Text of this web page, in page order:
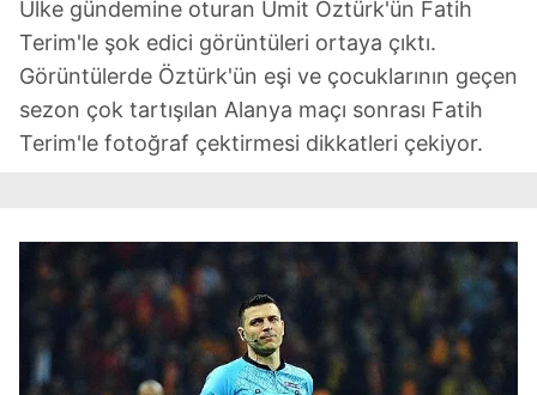
Ülke gündemine oturan Ümit Öztürk'ün Fatih
Terim'le şok edici görüntüleri ortaya çıktı.
Görüntülerde Öztürk'ün eşi ve çocuklarının geçen
sezon çok tartışılan Alanya maçı sonrası Fatih
Terim'le fotoğraf çektirmesi dikkatleri çekiyor.